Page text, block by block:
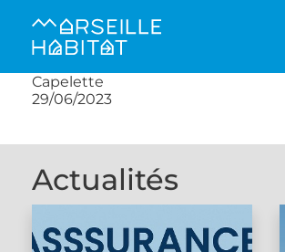
Capelette
29/06/2023
Actualités